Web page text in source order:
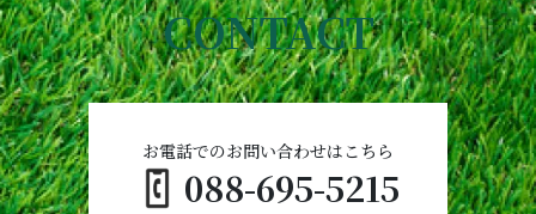
CONTACT
088-695-5215
お電話でのお問い合わせはこちら